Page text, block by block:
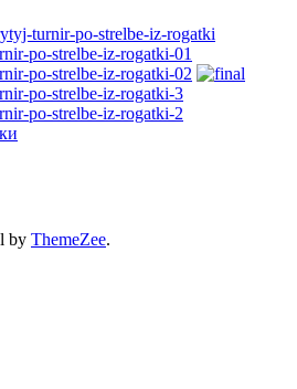
by ThemeZee.